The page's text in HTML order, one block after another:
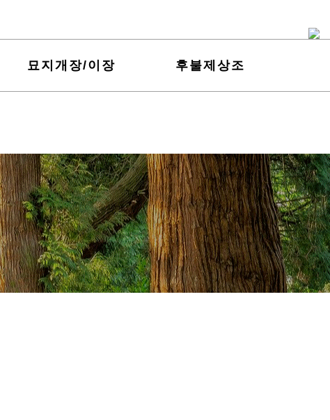
묘지개장/이장 후불제상조